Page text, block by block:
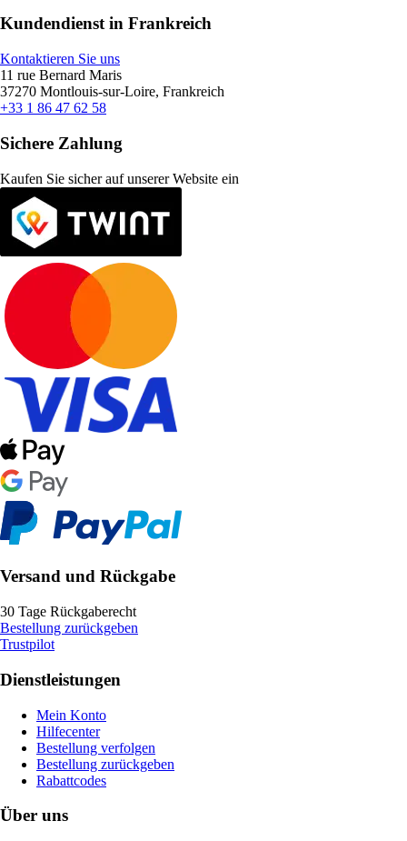
Kundendienst in Frankreich
Kontaktieren Sie uns
11 rue Bernard Maris
37270 Montlouis-sur-Loire, Frankreich
+33 1 86 47 62 58
Sichere Zahlung
Kaufen Sie sicher auf unserer Website ein
Versand und Rückgabe
30 Tage Rückgaberecht
Bestellung zurückgeben
Trustpilot
Dienstleistungen
Mein Konto
Hilfecenter
Bestellung verfolgen
Bestellung zurückgeben
Rabattcodes
Über uns